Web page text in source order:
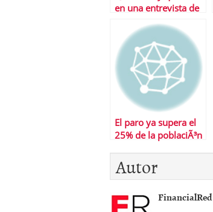
en una entrevista de
El paro ya supera el
25% de la poblaciÃ³n
Autor
FinancialRed